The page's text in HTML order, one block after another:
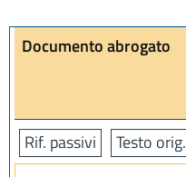
Documento abrogato
Rif. passivi Testo orig.